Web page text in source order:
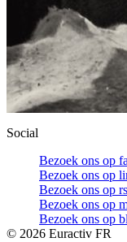
Social
Bezoek ons op
Bezoek ons op
Bezoek ons op
Bezoek ons op
Bezoek ons op
© 2026 Euractiv FR